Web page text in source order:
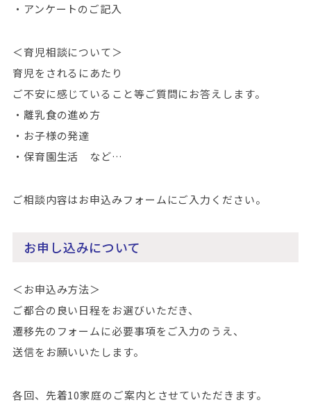
・アンケートのご記入
＜育児相談について＞
育児をされるにあたり
ご不安に感じていること等ご質問にお答えします。
・離乳食の進め方
・お子様の発達
・保育園生活 など…
ご相談内容はお申込みフォームにご入力ください。
お申し込みについて
＜お申込み方法＞
ご都合の良い日程をお選びいただき、
遷移先のフォームに必要事項をご入力のうえ、
送信をお願いいたします。
各回、先着10家庭のご案内とさせていただきます。